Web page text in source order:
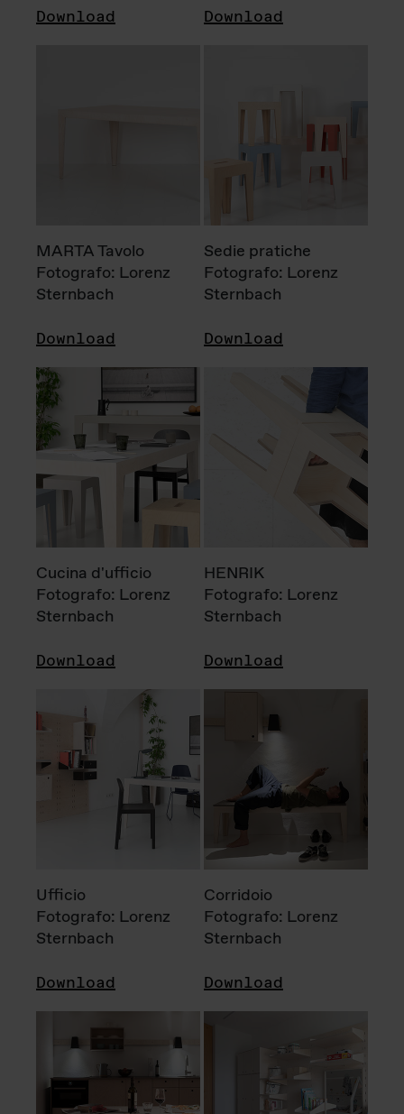
Download Download
MARTA Tavolo
Fotografo: Lorenz
Sternbach
Download
Sedie pratiche
Fotografo: Lorenz
Sternbach
Download
Cucina d'ufficio
Fotografo: Lorenz
Sternbach
Download
HENRIK
Fotografo: Lorenz
Sternbach
Download
Ufficio
Fotografo: Lorenz
Sternbach
Download
Corridoio
Fotografo: Lorenz
Sternbach
Download